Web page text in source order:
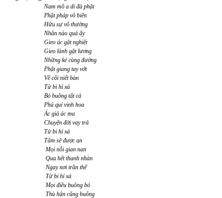
Nam mô a di đà phật
Phật pháp vô biên
Hữu sự vô thường
Nhân nào quả ấy
Gieo ác gặt nghiệt
Gieo lành gặt lương
Những kẻ cùng đường
Phật giang tay vớt
Về cõi niết bàn
Từ bi hỉ xả
Bỏ buông tất cả
Phú quí vinh hoa
Ác giả ác ma
Chuyện đời vay trả
Từ bi hỉ xả
Tâm sẽ được an
Mọi nỗi gian nan
Qua hết thanh nhàn
Ngay nơi trần thế
Từ bi hỉ xả
Mọi điều buông bỏ
Thù hận cũng buông